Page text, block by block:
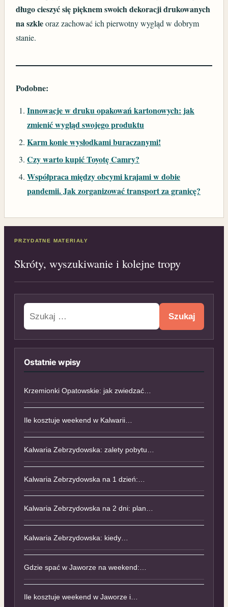
długo cieszyć się pięknem swoich dekoracji drukowanych
na szkleoraz zachować ich pierwotny wygląd w dobrym
stanie.
Podobne:
Innowacje w druku opakowań kartonowych: jak
zmienić wygląd swojego produktu
Karm konie wysłodkami buraczanymi!
Czy warto kupić Toyotę Camry?
Współpraca między obcymi krajami w dobie
pandemii. Jak zorganizować transport za granicę?
PRZYDATNE MATERIAŁY
Skróty, wyszukiwanie i kolejne tropy
Ostatnie wpisy
Krzemionki Opatowskie: jak zwiedzać…
Ile kosztuje weekend w Kalwarii…
Kalwaria Zebrzydowska: zalety pobytu…
Kalwaria Zebrzydowska na 1 dzień:…
Kalwaria Zebrzydowska na 2 dni: plan…
Kalwaria Zebrzydowska: kiedy…
Gdzie spać w Jaworze na weekend:…
Ile kosztuje weekend w Jaworze i…